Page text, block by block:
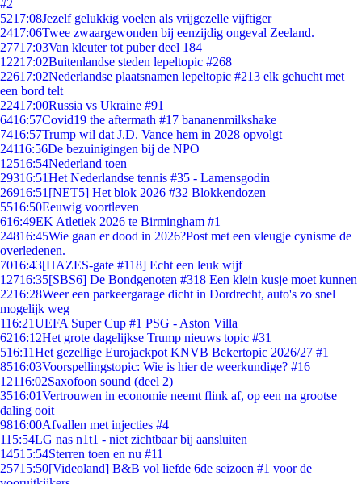
#2
5217:08Jezelf gelukkig voelen als vrijgezelle vijftiger
2417:06Twee zwaargewonden bij eenzijdig ongeval Zeeland.
27717:03Van kleuter tot puber deel 184
12217:02Buitenlandse steden lepeltopic #268
22617:02Nederlandse plaatsnamen lepeltopic #213 elk gehucht met
een bord telt
22417:00Russia vs Ukraine #91
6416:57Covid19 the aftermath #17 bananenmilkshake
7416:57Trump wil dat J.D. Vance hem in 2028 opvolgt
24116:56De bezuinigingen bij de NPO
12516:54Nederland toen
29316:51Het Nederlandse tennis #35 - Lamensgodin
26916:51 [NET5] Het blok 2026 #32 Blokkendozen
5516:50Eeuwig voortleven
616:49EK Atletiek 2026 te Birmingham #1
24816:45Wie gaan er dood in 2026?Post met een vleugje cynisme de
overledenen.
7016:43[HAZES-gate #118] Echt een leuk wijf
12716:35[SBS6] De Bondgenoten #318 Een klein kusje moet kunnen
2216:28Weer een parkeergarage dicht in Dordrecht, auto's zo snel
mogelijk weg
116:21UEFA Super Cup #1 PSG - Aston Villa
6216:12Het grote dagelijkse Trump nieuws topic #31
516:11Het gezellige Eurojackpot KNVB Bekertopic 2026/27 #1
8516:03Voorspellingstopic: Wie is hier de weerkundige? #16
12116:02Saxofoon sound (deel 2)
3516:01Vertrouwen in economie neemt flink af, op een na grootse
daling ooit
9816:00Afvallen met injecties #4
115:54LG nas n1t1 - niet zichtbaar bij aansluiten
14515:54Sterren toen en nu #11
25715:50[Videoland] B&B vol liefde 6de seizoen #1 voor de